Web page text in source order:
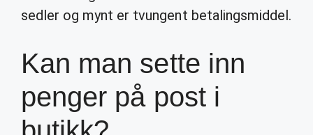
sedler og mynt er tvungent betalingsmiddel.
Kan man sette inn
penger på post i